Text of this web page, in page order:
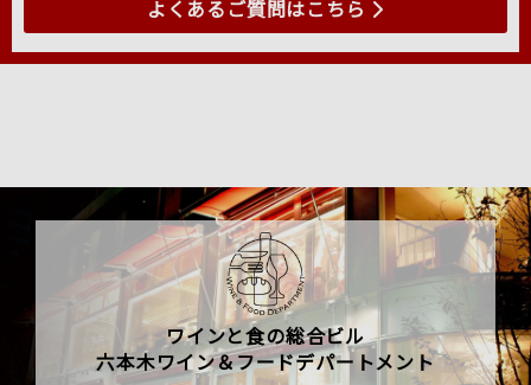
よくあるご質問はこちら
ワインと食の総合ビル
六本木ワイン＆フードデパートメント